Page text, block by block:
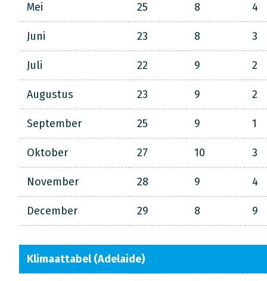
Mei 25 8 4
Juni 23 8 3
Juli 22 9 2
Augustus 23 9 2
September 25 9 1
Oktober 27 10 3
November 28 9 4
December 29 8 9
Klimaattabel (Adelaide)